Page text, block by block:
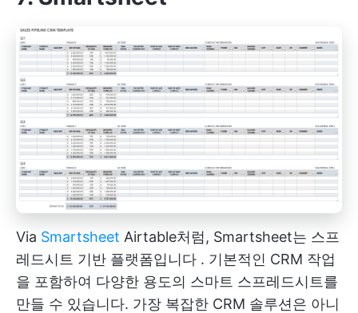
Via Smartsheet Airtable처럼, Smartsheet는 스프
레드시트 기반 플랫폼입니다 . 기본적인 CRM 작업
을 포함하여 다양한 용도의 스마트 스프레드시트를
만들 수 있습니다. 가장 복잡한 CRM 솔루션은 아니